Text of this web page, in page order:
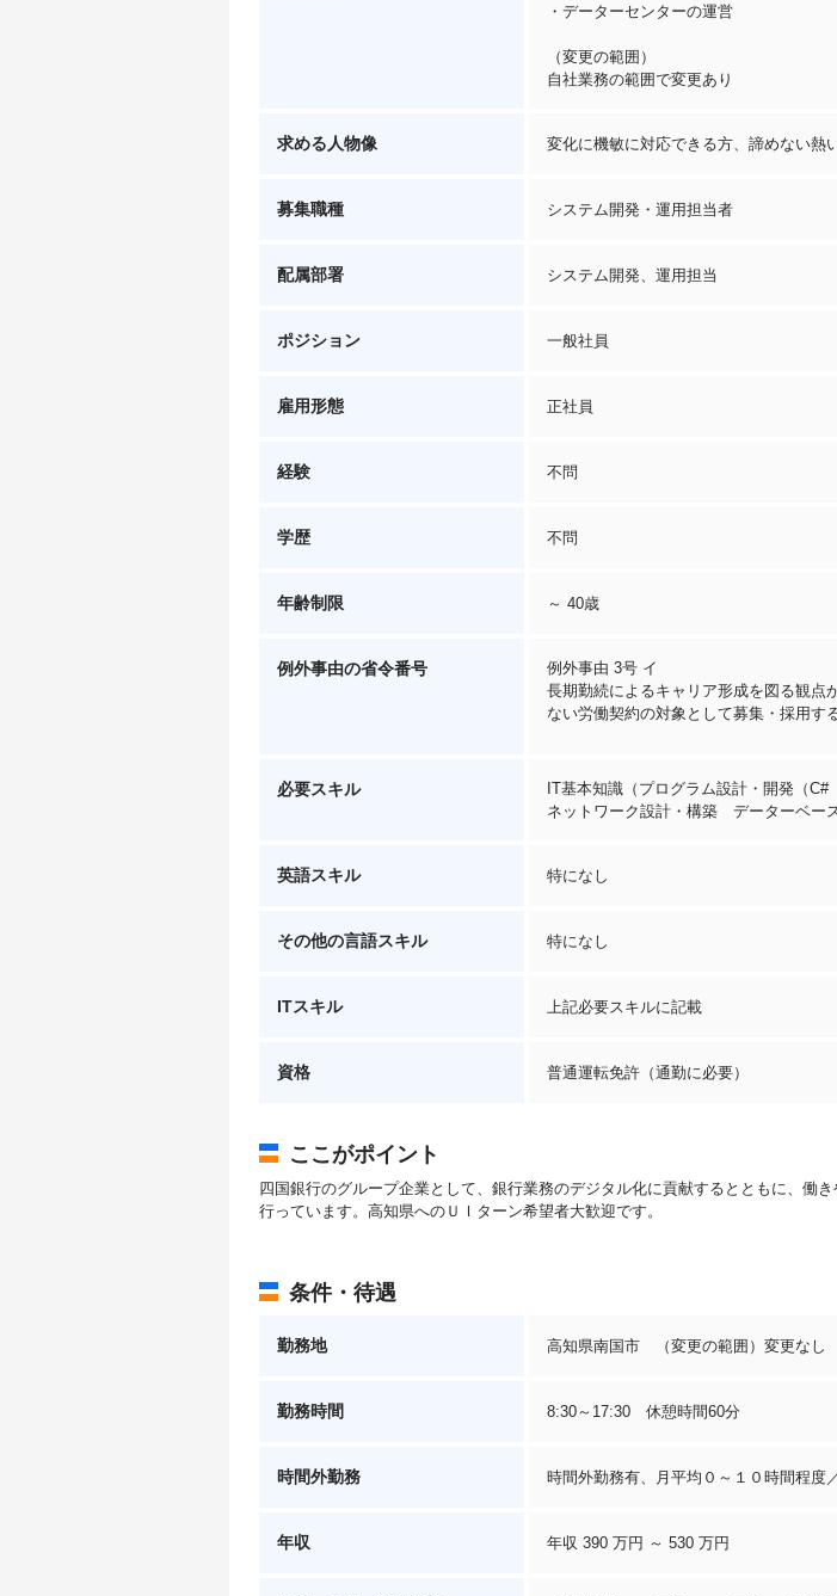
・データーセンターの運営
（変更の範囲）
自社業務の範囲で変更あり
求める人物像 変化に機敏に対応できる方、諦めない熱
募集職種 システム開発・運用担当者
配属部署 システム開発、運用担当
ポジション 一般社員
雇用形態 正社員
経験 不問
学歴 不問
年齢制限 ～ 40歳
例外事由の省令番号
例外事由 3号 イ
長期勤続によるキャリア形成を図る観点
ない労働契約の対象として募集・採用す
必要スキル
IT基本知識（プログラム設計・開発（C#
ネットワーク設計・構築 データーベー
英語スキル 特になし
その他の言語スキル 特になし
ITスキル 上記必要スキルに記載
資格 普通運転免許（通勤に必要）
ここがポイント
四国銀行のグループ企業として、銀行業務のデジタル化に貢献するとともに、働
行っています。高知県へのＵＩターン希望者大歓迎です。
条件・待遇
勤務地 高知県南国市 （変更の範囲）変更なし
勤務時間 8:30～17:30 休憩時間60分
時間外勤務 時間外勤務有、月平均０～１０時間程度
年収 年収 390 万円 ～ 530 万円